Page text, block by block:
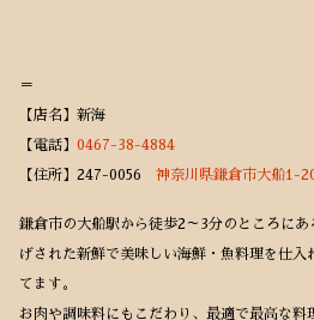
＝
【店名】新海
【電話】 0467-38-4884
【住所】247-0056 神奈川県鎌倉市大船1-
鎌倉市の大船駅から徒歩2～3分のところに
げされた新鮮で美味しい海鮮・魚料理を仕入
てます。
お肉や調味料にもこだわり、最適で最高な料